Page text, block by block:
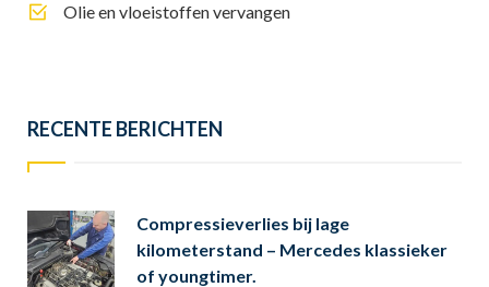
Olie en vloeistoffen vervangen
RECENTE BERICHTEN
Compressieverlies bij lage
kilometerstand – Mercedes klassieker
of youngtimer.